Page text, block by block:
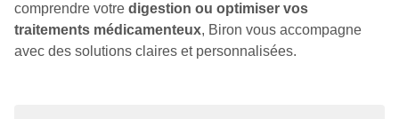
comprendre votre digestion ou optimiser vos
traitements médicamenteux, Biron vous accompagne
avec des solutions claires et personnalisées.